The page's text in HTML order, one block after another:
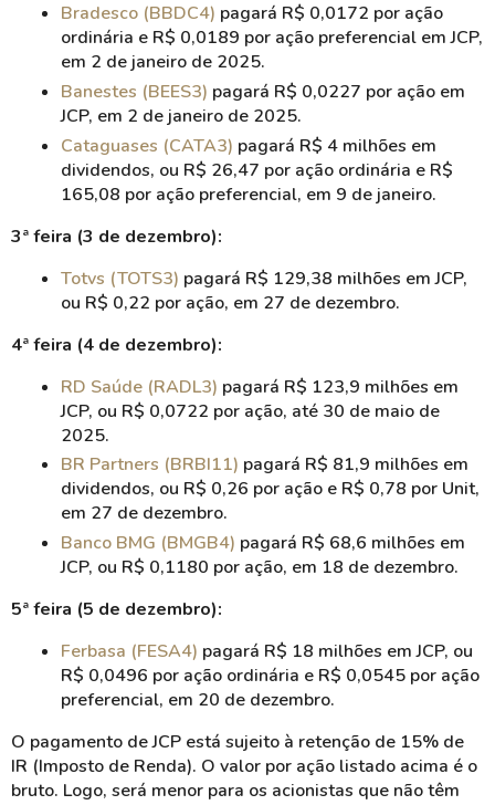
Bradesco (BBDC4) pagará R$ 0,0172 por ação
ordinária e R$ 0,0189 por ação preferencial em JCP,
em 2 de janeiro de 2025.
Banestes (BEES3) pagará R$ 0,0227 por ação em
JCP, em 2 de janeiro de 2025.
Cataguases (CATA3) pagará R$ 4 milhões em
dividendos, ou R$ 26,47 por ação ordinária e R$
165,08 por ação preferencial, em 9 de janeiro.
3ª feira (3 de dezembro):
Totvs (TOTS3) pagará R$ 129,38 milhões em JCP,
ou R$ 0,22 por ação, em 27 de dezembro.
4ª feira (4 de dezembro):
RD Saúde (RADL3) pagará R$ 123,9 milhões em
JCP, ou R$ 0,0722 por ação, até 30 de maio de
2025.
BR Partners (BRBI11) pagará R$ 81,9 milhões em
dividendos, ou R$ 0,26 por ação e R$ 0,78 por Unit,
em 27 de dezembro.
Banco BMG (BMGB4) pagará R$ 68,6 milhões em
JCP, ou R$ 0,1180 por ação, em 18 de dezembro.
5ª feira (5 de dezembro):
Ferbasa (FESA4) pagará R$ 18 milhões em JCP, ou
R$ 0,0496 por ação ordinária e R$ 0,0545 por ação
preferencial, em 20 de dezembro.
O pagamento de JCP está sujeito à retenção de 15% de
IR (Imposto de Renda). O valor por ação listado acima é o
bruto. Logo, será menor para os acionistas que não têm